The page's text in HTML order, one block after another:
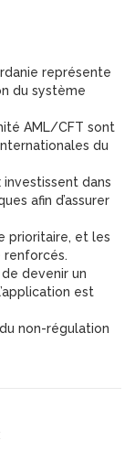
représente
du système
AML/CFT sont
du
dans
afin d’assurer
prioritaire, et les
devenir un
est
non-régulation